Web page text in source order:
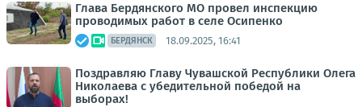
Глава Бердянского МО провел инспекцию
проводимых работ в селе Осипенко
БЕРДЯНСК 18.09.2025, 16:41
Поздравляю Главу Чувашской Республики Олега
Николаева с убедительной победой на
выборах!